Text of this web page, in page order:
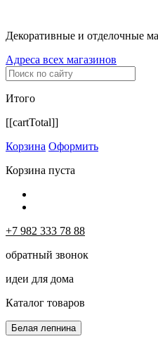
Декоративные и отделочные
Адреса всех магазинов
Итого
[[cartTotal]]
Корзина Оформить
Корзина пуста
+7 982 333 78 88
обратный звонок
идеи для дома
Каталог товаров
Белая лепнина